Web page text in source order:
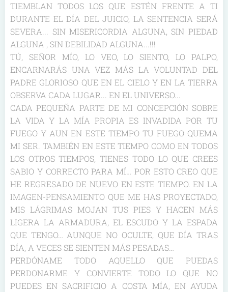
TIEMBLAN TODOS LOS QUE ESTÉN FRENTE A TI
DURANTE EL DÍA DEL JUICIO, LA SENTENCIA SERÁ
SEVERA... SIN MISERICORDIA ALGUNA, SIN PIEDAD
ALGUNA , SIN DEBILIDAD ALGUNA...!!!
TÚ, SEÑOR MÍO, LO VEO, LO SIENTO, LO PALPO,
ENCARNARÁS UNA VEZ MÁS LA VOLUNTAD DEL
PADRE GLORIOSO QUE EN EL CIELO Y EN LA TIERRA
OBSERVA CADA LUGAR... EN EL UNIVERSO...
CADA PEQUEÑA PARTE DE MI CONCEPCIÓN SOBRE
LA VIDA Y LA MÍA PROPIA ES INVADIDA POR TU
FUEGO Y AUN EN ESTE TIEMPO TU FUEGO QUEMA
MI SER. TAMBIÉN EN ESTE TIEMPO COMO EN TODOS
LOS OTROS TIEMPOS, TIENES TODO LO QUE CREES
SABIO Y CORRECTO PARA MÍ… POR ESTO CREO QUE
HE REGRESADO DE NUEVO EN ESTE TIEMPO. EN LA
IMAGEN-PENSAMIENTO QUE ME HAS PROYECTADO,
MIS LÁGRIMAS MOJAN TUS PIES Y HACEN MÁS
LIGERA LA ARMADURA, EL ESCUDO Y LA ESPADA
QUE TENGO… AUNQUE NO OCULTE, QUE DÍA TRAS
DÍA, A VECES SE SIENTEN MÁS PESADAS…
PERDÓNAME TODO AQUELLO QUE PUEDAS
PERDONARME Y CONVIERTE TODO LO QUE NO
PUEDES EN SACRIFICIO A COSTA MÍA, EN AYUDA